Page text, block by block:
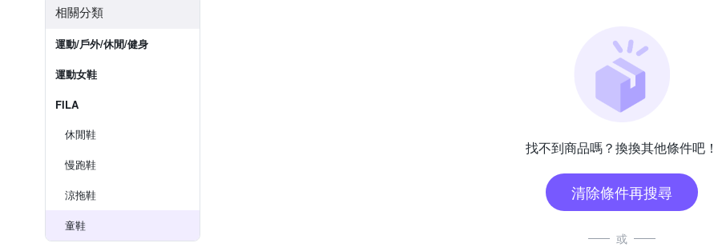
相關分類
運動/戶外/休閒/健身
運動女鞋
FILA
休閒鞋
慢跑鞋
涼拖鞋
童鞋
找不到商品嗎？換換其他條件吧！
清除條件再搜尋
或